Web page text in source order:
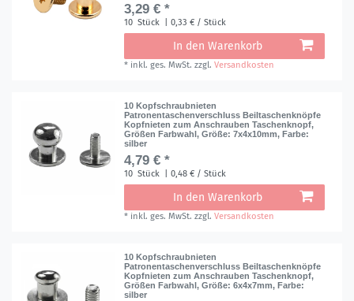
3,29 € *
10 Stück | 0,33 € / Stück
In den Warenkorb
* inkl. ges. MwSt. zzgl.Versandkosten
10 Kopfschraubnieten
Patronentaschenverschluss Beiltaschenknöpfe
Kopfnieten zum Anschrauben Taschenknopf,
Größen Farbwahl, Größe: 7x4x10mm, Farbe:
silber
4,79 € *
10 Stück | 0,48 € / Stück
In den Warenkorb
* inkl. ges. MwSt. zzgl.Versandkosten
10 Kopfschraubnieten
Patronentaschenverschluss Beiltaschenknöpfe
Kopfnieten zum Anschrauben Taschenknopf,
Größen Farbwahl, Größe: 6x4x7mm, Farbe:
silber